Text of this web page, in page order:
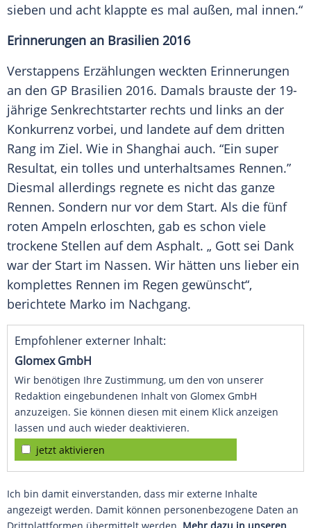
sieben und acht klappte es mal außen, mal innen.“
Erinnerungen an Brasilien 2016
Verstappens Erzählungen weckten Erinnerungen
an den GP Brasilien 2016. Damals brauste der 19-
jährige Senkrechtstarter rechts und links an der
Konkurrenz vorbei, und landete auf dem dritten
Rang im Ziel. Wie in Shanghai auch. “Ein super
Resultat, ein tolles und unterhaltsames Rennen.”
Diesmal allerdings regnete es nicht das ganze
Rennen. Sondern nur vor dem Start. Als die fünf
roten Ampeln erloschten, gab es schon viele
trockene Stellen auf dem Asphalt. „ Gott sei Dank
war der Start im Nassen. Wir hätten uns lieber ein
komplettes Rennen im Regen gewünscht“,
berichtete Marko im Nachgang.
Empfohlener externer Inhalt:
Glomex GmbH
Wir benötigen Ihre Zustimmung, um den von unserer
Redaktion eingebundenen Inhalt von Glomex GmbH
anzuzeigen. Sie können diesen mit einem Klick anzeigen
lassen und auch wieder deaktivieren.
jetzt aktivieren
Ich bin damit einverstanden, dass mir externe Inhalte
angezeigt werden. Damit können personenbezogene Daten an